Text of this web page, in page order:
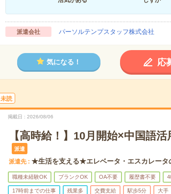
派遣会社 パーソルテンプスタッフ株式会社
気になる！ 応
未読
掲載日 2026/08/06
【高時給！】10月開始×中国語
派遣
派遣先 ★生活を支える★エレベータ・エスカレータ
職種未経験OK ブランクOK OA不要 履歴書不要
17時前までの仕事 残業多 交費支給 駅歩5分 大手